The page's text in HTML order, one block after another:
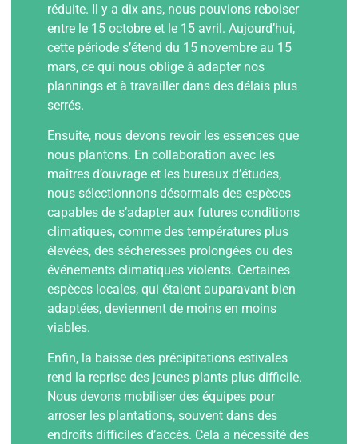
réduite. Il y a dix ans, nous pouvions reboiser
entre le 15 octobre et le 15 avril. Aujourd’hui,
cette période s’étend du 15 novembre au 15
mars, ce qui nous oblige à adapter nos
plannings et à travailler dans des délais plus
serrés.
Ensuite, nous devons revoir les essences que
nous plantons. En collaboration avec les
maîtres d’ouvrage et les bureaux d’études,
nous sélectionnons désormais des espèces
capables de s’adapter aux futures conditions
climatiques, comme des températures plus
élevées, des sécheresses prolongées ou des
événements climatiques violents. Certaines
espèces locales, qui étaient auparavant bien
adaptées, deviennent de moins en moins
viables.
Enfin, la baisse des précipitations estivales
rend la reprise des jeunes plants plus difficile.
Nous devons mobiliser des équipes pour
arroser les plantations, souvent dans des
endroits difficiles d’accès. Cela a nécessité des